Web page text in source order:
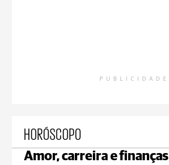
PUBLICIDADE
HORÓSCOPO
Amor, carreira e finanças